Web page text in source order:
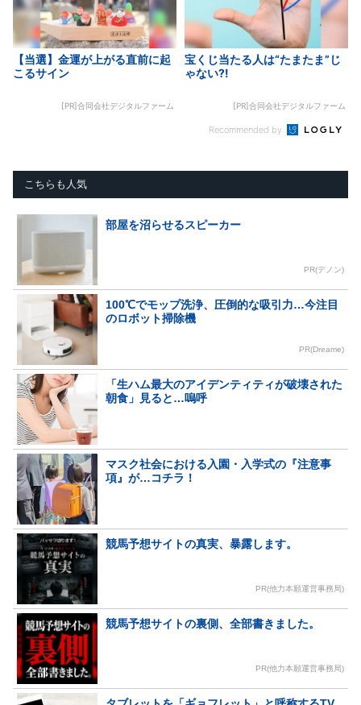
【当選】金運が上がる直前に起
こるサイン
[PR]合同会社デジタルファーム
宝くじ当たる人は“たまたま”じ
ゃない?!
[PR]合同会社デジタルファーム
Recommended by
こちらも人気
部屋を沼らせるスピーカー
PR(デノン)
100℃でモップ洗浄、圧倒的な吸引力…今注目
のロボット掃除機
PR(Dreame)
「生ハム最大のアイデンティティが破壊された
朝食」見ると…嗚呼
マスク社会における入園・入学式の『注意事
項』が…コチラ！
競馬予想サイトの真実、暴露します。
PR(他力本願運営事務局)
競馬予想サイトの裏側、全部書きました。
PR(他力本願運営事務局)